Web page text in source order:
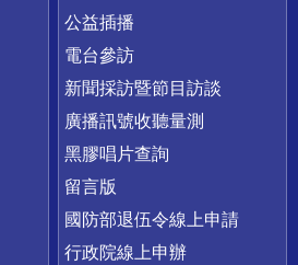
公益插播
電台參訪
新聞採訪暨節目訪談
廣播訊號收聽量測
黑膠唱片查詢
留言版
國防部退伍令線上申請
行政院線上申辦